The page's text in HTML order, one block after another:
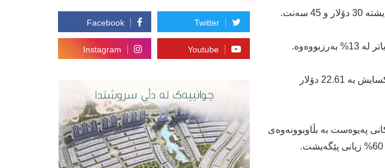
بەیانیی ئەمڕۆ نرخی بەرمیلێک نەوتی خاوی برێنت بە 29.20 دۆلار و بەرمیلێک نەوتی رۆژئاوای تەکسایش بە 22.61 دۆلار
پەیوەست بە بڵاوبوونەوەی